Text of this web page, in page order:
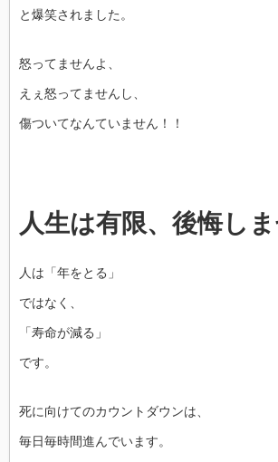
と爆笑されました。
怒ってませんよ、
えぇ怒ってませんし、
傷ついてなんていません！！
人生は有限、後悔し
人は「年をとる」
ではなく、
「寿命が減る」
です。
死に向けてのカウントダウンは、
毎日毎時間進んでいます。